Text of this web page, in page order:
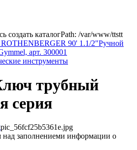
создать каталогPath: /var/www/ttstt
90' 1.1/2"Ручной
арт. 300001
инструменты
трубный
серия
pic_56fcf25b5361e.jpg
заполнениеми информации о